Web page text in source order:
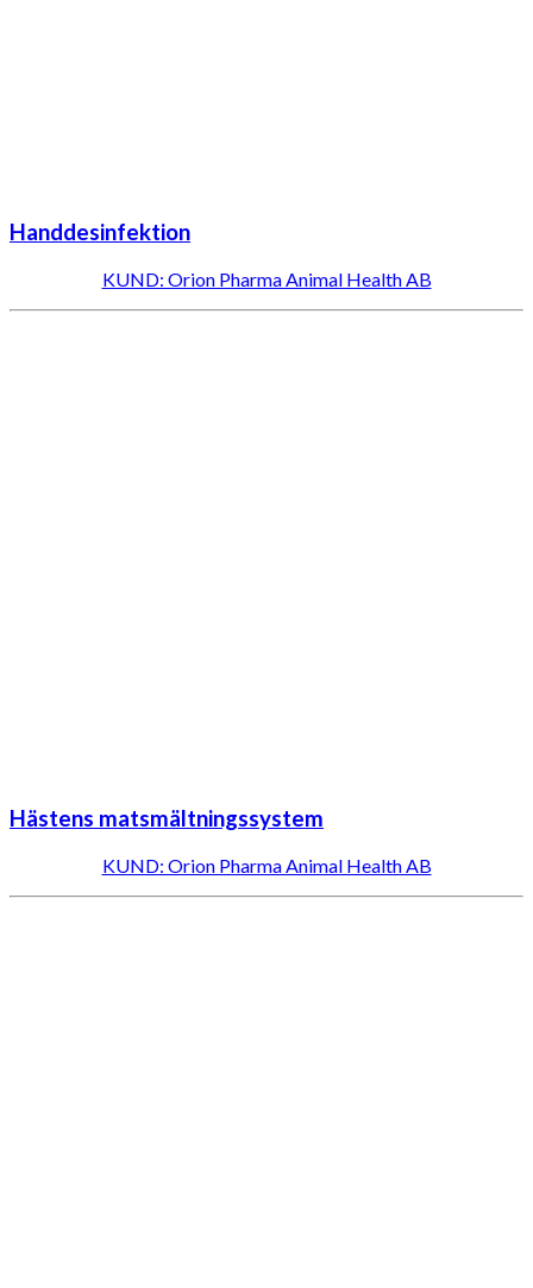
Handdesinfektion
KUND: Orion Pharma Animal Health AB
Hästens matsmältningssystem
KUND: Orion Pharma Animal Health AB